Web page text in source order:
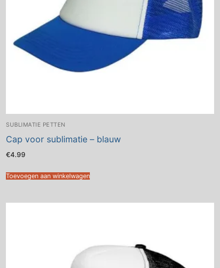
SUBLIMATIE PETTEN
Cap voor sublimatie – blauw
€4.99
Toevoegen aan winkelwagen